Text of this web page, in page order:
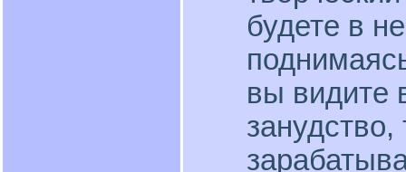
будете в
вы видите
занудство,